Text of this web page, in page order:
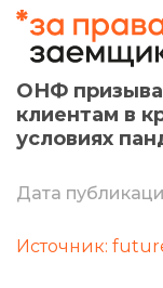
ОНФ
клиентам в
условиях
Дата
Источник: